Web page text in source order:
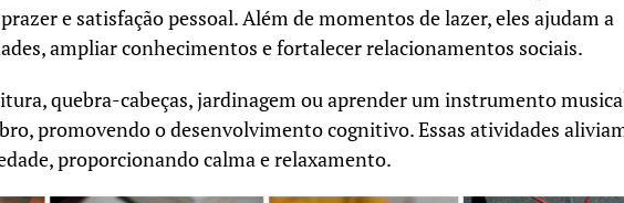
e satisfação pessoal. Além de momentos de lazer, eles ajudam a
ampliar conhecimentos e fortalecer relacionamentos sociais.
quebra-cabeças, jardinagem ou aprender um instrumento
promovendo o desenvolvimento cognitivo. Essas atividades
proporcionando calma e relaxamento.